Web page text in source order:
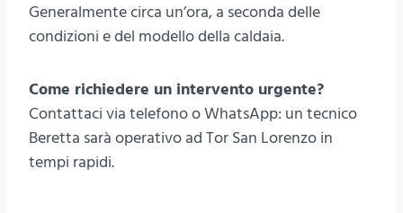
Generalmente circa un’ora, a seconda delle
condizioni e del modello della caldaia.
Come richiedere un intervento urgente?
Contattaci via telefono o WhatsApp: un tecnico
Beretta sarà operativo ad Tor San Lorenzo in
tempi rapidi.